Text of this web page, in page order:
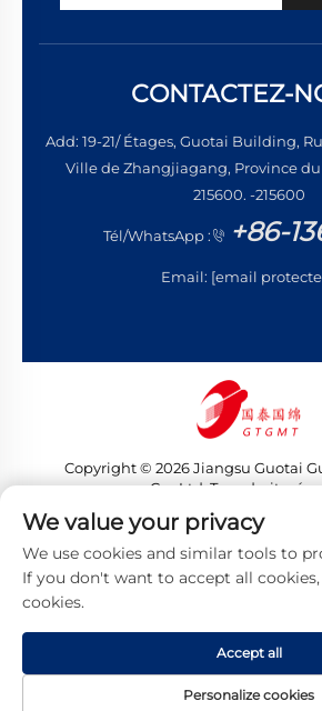
CONTACTEZ-
Add: 19-21/ Étages, Guotai Building,
Ville de Zhangjiagang, Province
215600. -215600
Tél/WhatsApp : +86-
Email: [email
Copyright © 2026 Jiangsu Guotai
Co., Ltd. Tous droits
Politique de
We value your privacy
We use cookies and similar tools to
If you don't want to accept all
cookies.
Personalize cookies
Accept all